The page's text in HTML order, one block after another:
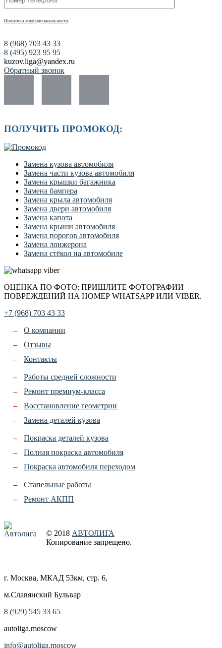
Политика конфиденциальности.
8 (968) 703 43 33
8 (495) 923 95 95
kuzov.liga@yandex.ru
Обратный звонок
ПОЛУЧИТЬ ПРОМОКОД:
Замена кузова автомобиля
Замена части кузова автомобиля
Замена крышки багажника
Замена бампера
Замена крыла автомобиля
Замена двери автомобиля
Замена капота
Замена крыши автомобиля
Замена порогов автомобиля
Замена лонжерона
Замена стёкол на автомобиле
ОЦЕНКА ПО ФОТО: ПРИШЛИТЕ ФОТОГРАФИИ
ПОВРЕЖДЕНИЙ НА НОМЕР WHATSAPP ИЛИ VIBER.
+7 (968) 703 43 33
О компании
Отзывы
Контакты
Работы средней сложности
Ремонт премиум-класса
Восстановление геометрии
Замена деталей кузова
Покраска деталей кузова
Полная покраска автомобиля
Покраска автомобиля переходом
Стапельные работы
Ремонт АКПП
© 2018 АВТОЛИГА
Копирование запрещено.
г. Москва, МКАД 53км, стр. 6,
м.Славянский Бульвар
8 (929) 545 33 65
autoliga.moscow
info@autoliga.moscow